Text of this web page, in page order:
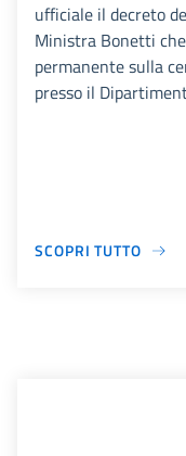
ufficiale il decreto
Ministra Bonetti
permanente sulla
presso il
SCOPRI TUTTO